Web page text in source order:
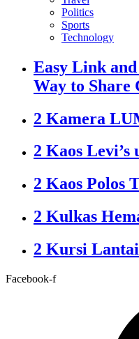
Politics
Sports
Technology
Easy Link
Way to Share
2 Kamera
2 Kaos
2 Kaos Polos
2 Kulkas
2 Kursi
Facebook-f